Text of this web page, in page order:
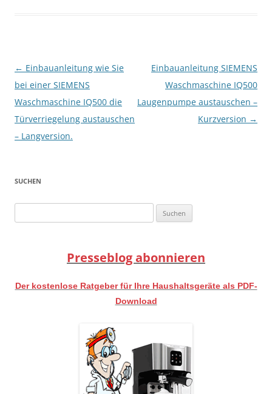
Beitragsnavigation
← Einbauanleitung wie Sie
bei einer SIEMENS
Waschmaschine IQ500 die
Türverriegelung austauschen
– Langversion.
Einbauanleitung SIEMENS
Waschmaschine IQ500
Laugenpumpe austauschen –
Kurzversion →
SUCHEN
nach:
Presseblog abonnieren
Der kostenlose Ratgeber für Ihre Haushaltsgeräte als PDF-
Download